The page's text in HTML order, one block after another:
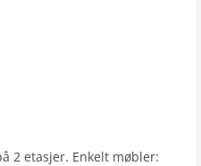
2 etasjer. Enkelt møbler: